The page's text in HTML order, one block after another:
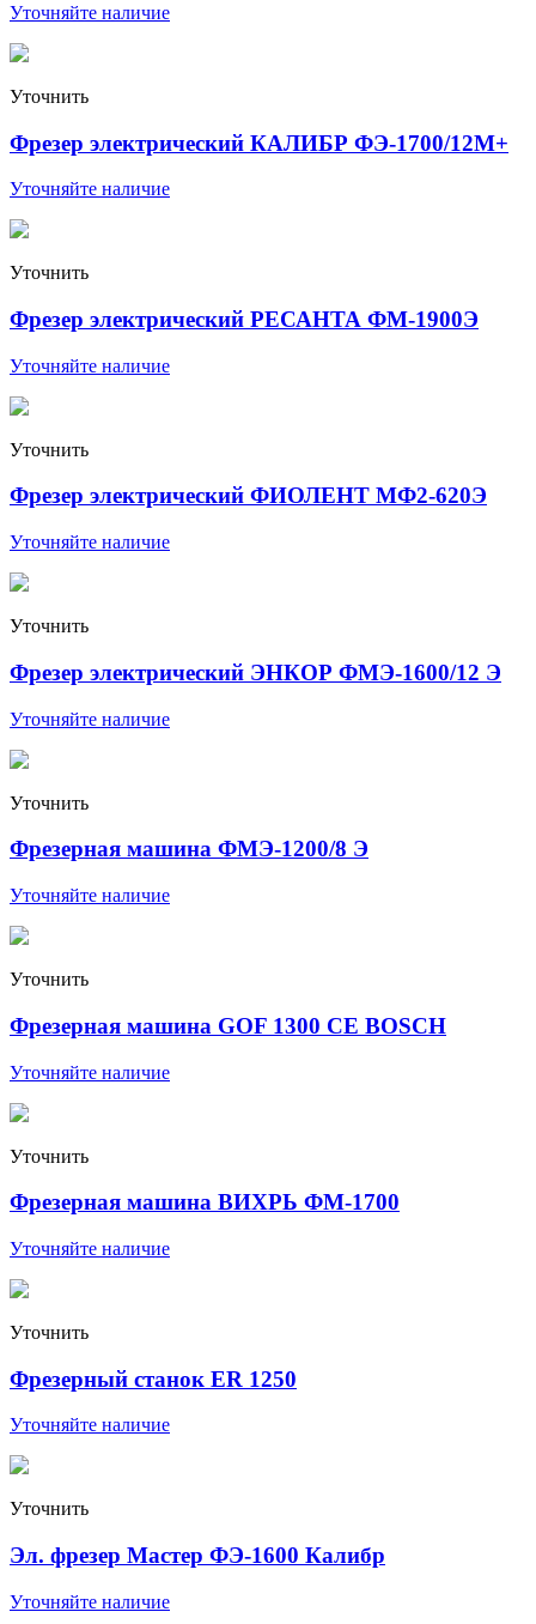
Уточняйте наличие
Уточнить
Фрезер электрический КАЛИБР ФЭ-1700/12М+
Уточняйте наличие
Уточнить
Фрезер электрический РЕСАНТА ФМ-1900Э
Уточняйте наличие
Уточнить
Фрезер электрический ФИОЛЕНТ МФ2-620Э
Уточняйте наличие
Уточнить
Фрезер электрический ЭНКОР ФМЭ-1600/12 Э
Уточняйте наличие
Уточнить
Фрезерная машина ФМЭ-1200/8 Э
Уточняйте наличие
Уточнить
Фрезерная машина GOF 1300 CE BOSCH
Уточняйте наличие
Уточнить
Фрезерная машина ВИХРЬ ФМ-1700
Уточняйте наличие
Уточнить
Фрезерный станок ER 1250
Уточняйте наличие
Уточнить
Эл. фрезер Мастер ФЭ-1600 Калибр
Уточняйте наличие